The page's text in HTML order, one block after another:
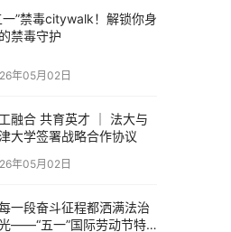
一”禁毒citywalk！解锁你身
禁毒守护
年05月02日
融合 共育英才 ｜ 法大与
大学签署战略合作协议
年05月02日
一段奋斗征程都洒满法治
——“五一”国际劳动节特